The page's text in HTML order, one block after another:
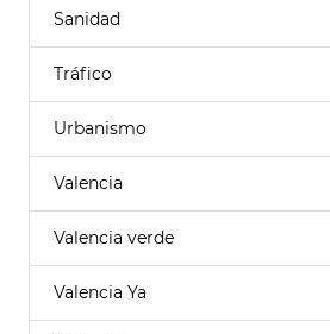
Sanidad
Tráfico
Urbanismo
Valencia
Valencia verde
Valencia Ya